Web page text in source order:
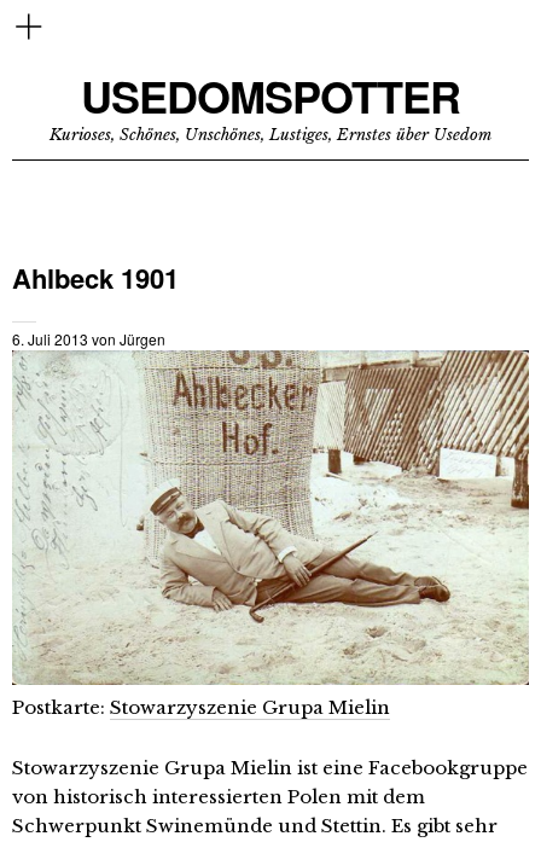
USEDOMSPOTTER
Kurioses, Schönes, Unschönes, Lustiges, Ernstes über Usedom
Ahlbeck 1901
6. Juli 2013 von Jürgen
Postkarte: Stowarzyszenie Grupa Mielin
Stowarzyszenie Grupa Mielin ist eine Facebookgruppe
von historisch interessierten Polen mit dem
Schwerpunkt Swinemünde und Stettin. Es gibt sehr